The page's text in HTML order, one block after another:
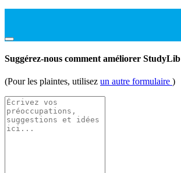
Suggérez-nous comment améliorer StudyLib
(Pour les plaintes, utilisez un autre formulaire )